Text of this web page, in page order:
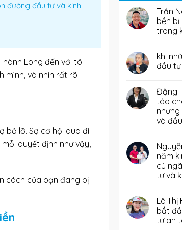
đường đầu tư và kinh
Long đến với tôi
mình, và nhìn rất rõ
bỏ lỡ. Sợ cơ hội qua đi.
quyết định như vậy,
cách của bạn đang bị
Trần
bền bỉ
trong
khi
đầu
Đặng
táo
và
năm
cú
tư và
Lê Thị
bắt
tư an